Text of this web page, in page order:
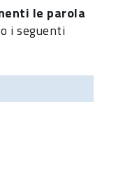
le parola
i seguenti